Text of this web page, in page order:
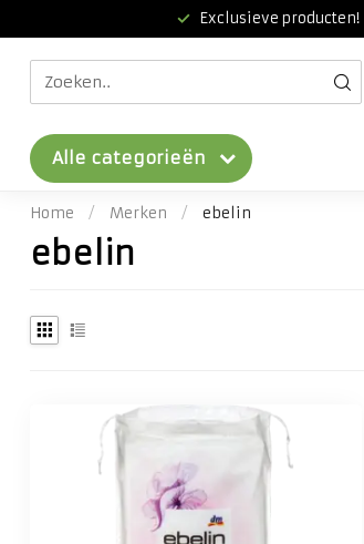
Exclusieve producten!
Alle categorieën
Home / Merken / ebelin
ebelin